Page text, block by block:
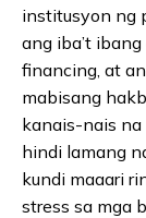
institusyon ng
ang iba’t
financing, at
mabisang
kanais-nais na
hindi lamang
kundi maaari
stress sa mga